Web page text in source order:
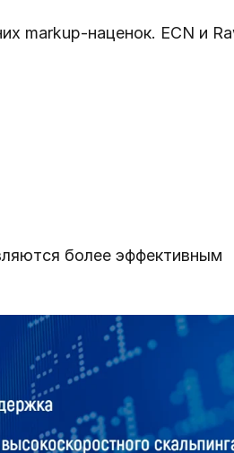
markup-наценок. ECN и
более эффективным